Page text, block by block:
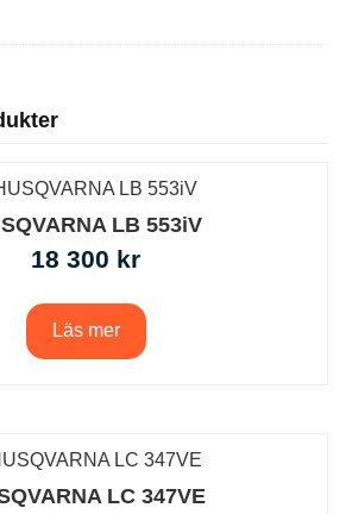
LB 553iV
18 300 kr
Läs mer
LC 347VE